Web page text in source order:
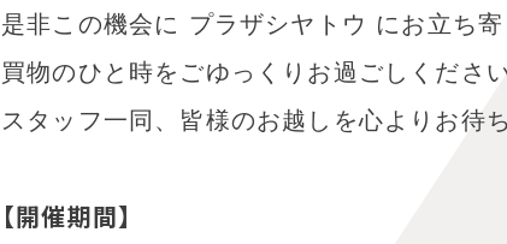
是非この機会に プラザシヤトウ にお立ち
買物のひと時をごゆっくりお過ごしください
スタッフ一同、皆様のお越しを心よりお待
【開催期間】